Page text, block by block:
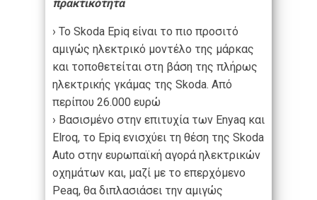
πρακτικότητα
› Το Skoda Epiq είναι το πιο προσιτό
αμιγώς ηλεκτρικό μοντέλο της μάρκας
και τοποθετείται στη βάση της πλήρως
ηλεκτρικής γκάμας της Skoda. Από
περίπου 26.000 ευρώ
› Βασισμένο στην επιτυχία των Enyaq και
Elroq, το Epiq ενισχύει τη θέση της Skoda
Auto στην ευρωπαϊκή αγορά ηλεκτρικών
οχημάτων και, μαζί με το επερχόμενο
Peaq, θα διπλασιάσει την αμιγώς